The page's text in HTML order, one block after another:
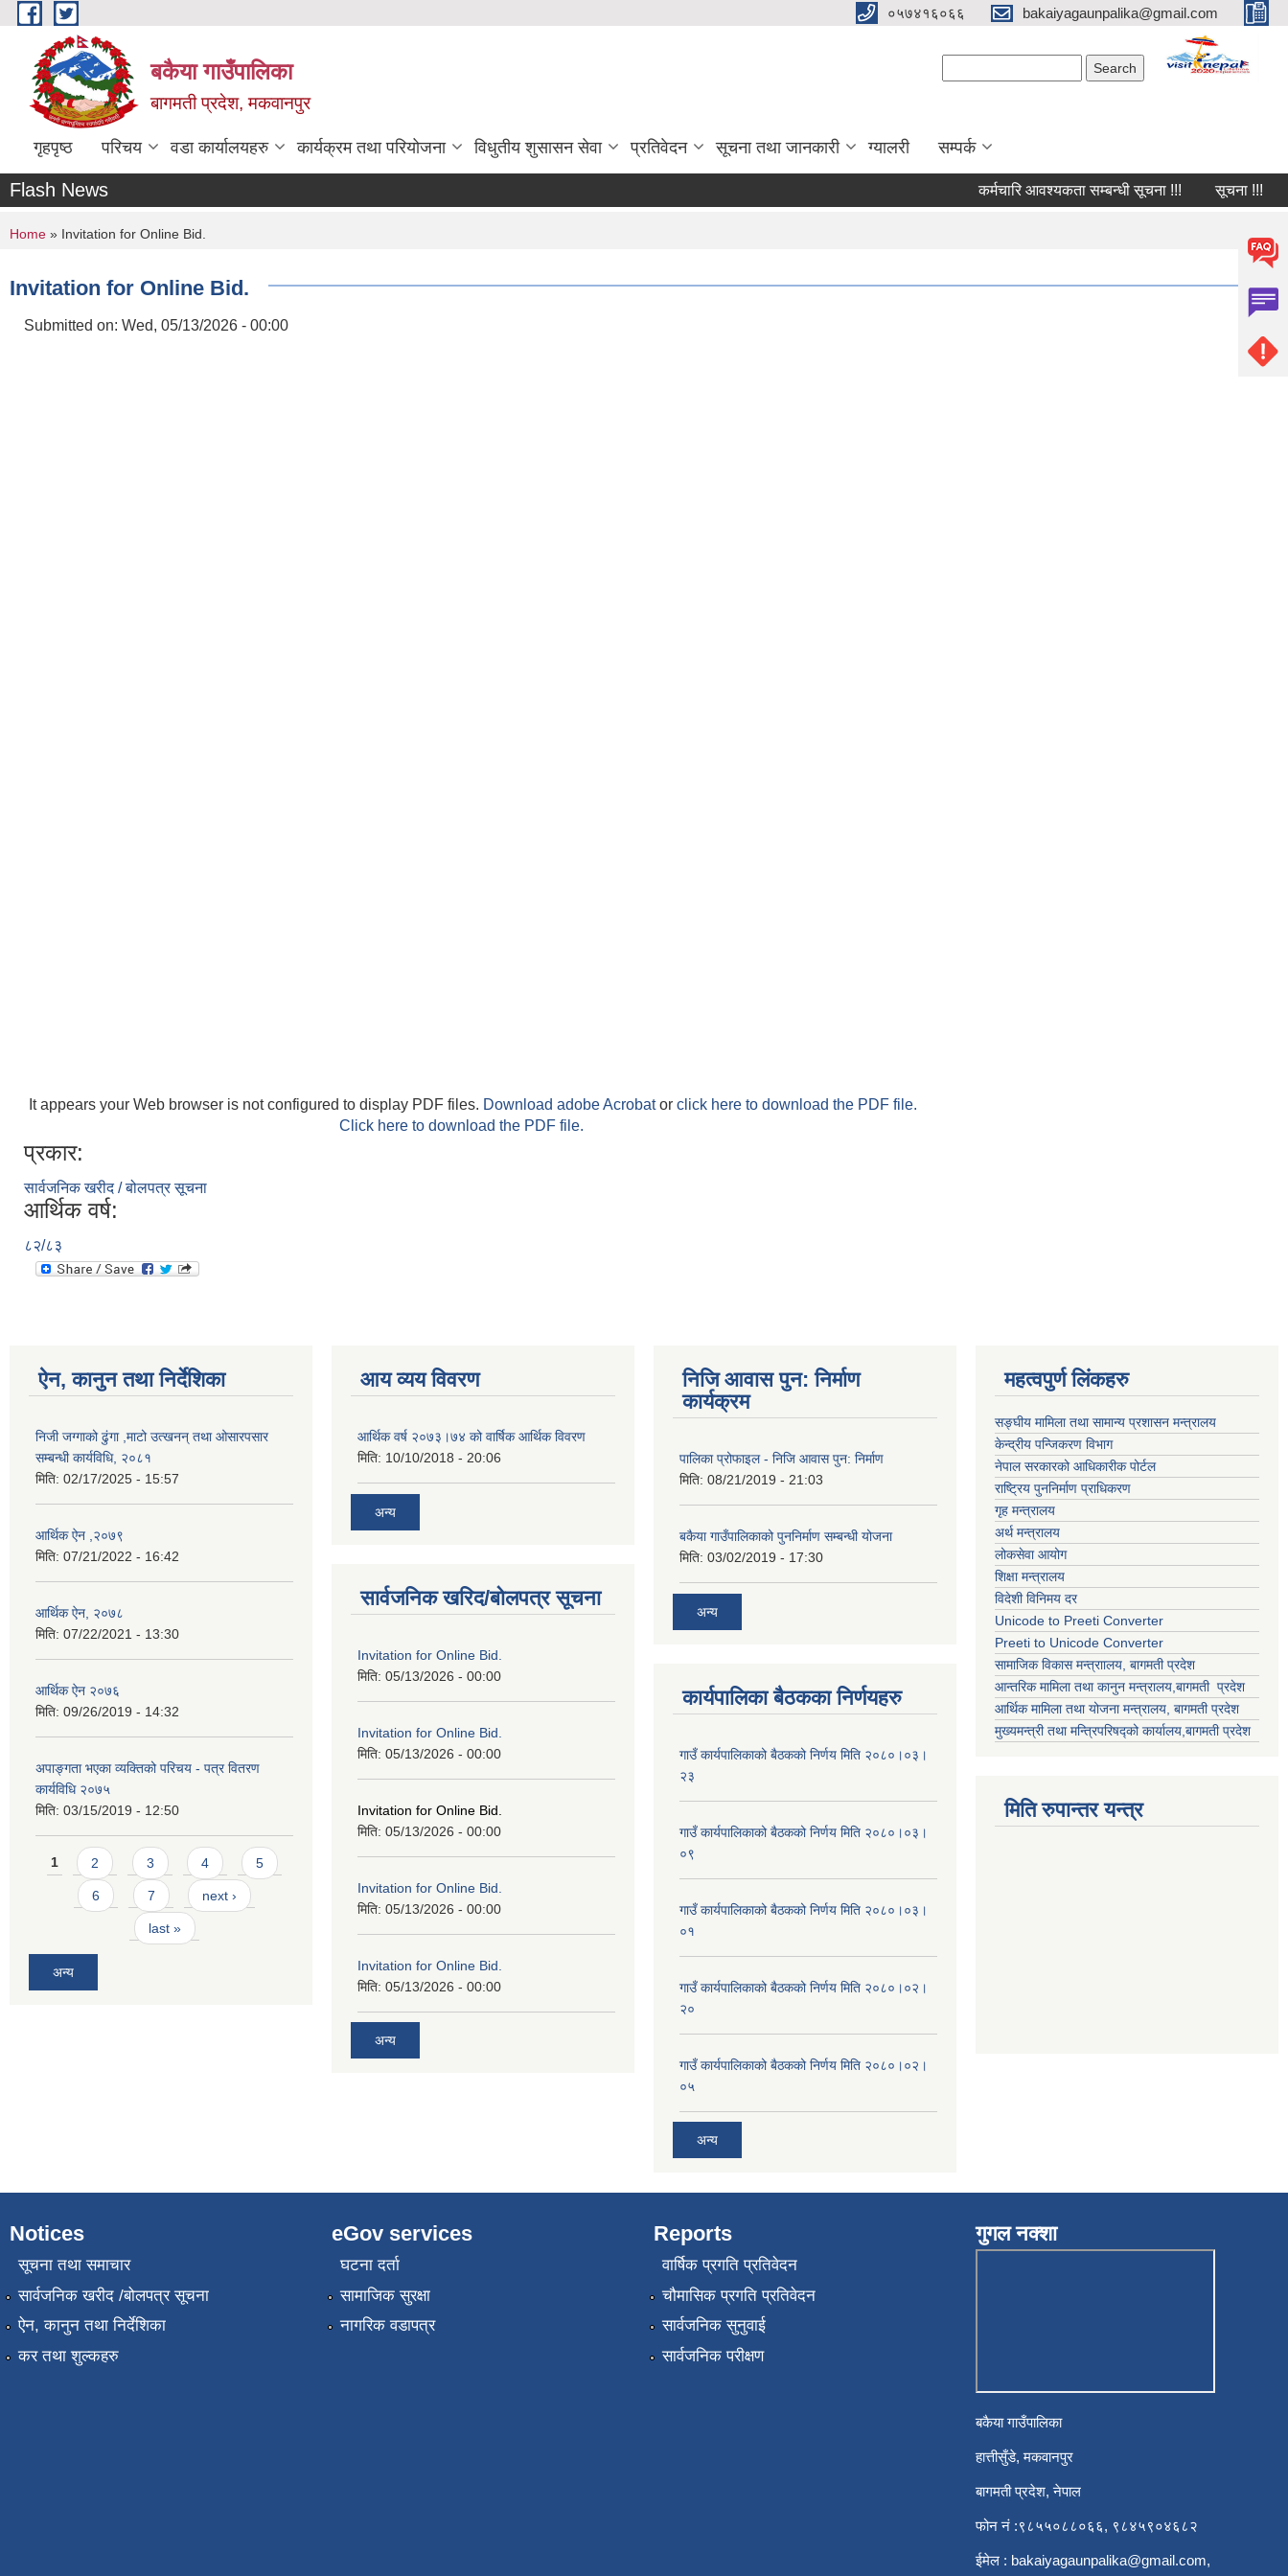
Skip to main content ०५७४१६०६६ bakaiyagaunpalika@gmail.com
बकैया गाउँपालिका
बागमती प्रदेश, मकवानपुर
गृहपृष्ठ परिचय वडा कार्यालयहरु कार्यक्रम तथा परियोजना विधुतीय शुसासन सेवा प्रतिवेदन सूचना तथा जानकारी ग्यालरी सम्पर्क
Flash News कर्मचारि आवश्यकता सम्बन्धी सूचना !!! सूचना !!!
You are here
Home » Invitation for Online Bid.
Invitation for Online Bid.
Submitted on: Wed, 05/13/2026 - 00:00
It appears your Web browser is not configured to display PDF files. Download adobe Acrobator click here to download the PDF file.
Click here to download the PDF file.
प्रकार:
सार्वजनिक खरीद / बोलपत्र सूचना
आर्थिक वर्ष:
८२/८३
ऐन, कानुन तथा निर्देशिका
निजी जग्गाको ढुंगा ,माटो उत्खनन् तथा ओसारपसार
सम्बन्धी कार्यविधि, २०८१
मिति: 02/17/2025 - 15:57
आर्थिक ऐन ,२०७९
मिति: 07/21/2022 - 16:42
आर्थिक ऐन, २०७८
मिति: 07/22/2021 - 13:30
आर्थिक ऐन २०७६
मिति: 09/26/2019 - 14:32
अपाङ्गता भएका व्यक्तिको परिचय - पत्र वितरण
कार्यविधि २०७५
मिति: 03/15/2019 - 12:50
Pages
1 2 3 4 5
6 7 next ›
last »
अन्य
आय व्यय विवरण
आर्थिक वर्ष २०७३।७४ को वार्षिक आर्थिक विवरण
मिति: 10/10/2018 - 20:06
अन्य
सार्वजनिक खरिद/बोलपत्र सूचना
Invitation for Online Bid.
मिति: 05/13/2026 - 00:00
Invitation for Online Bid.
मिति: 05/13/2026 - 00:00
Invitation for Online Bid.
मिति: 05/13/2026 - 00:00
Invitation for Online Bid.
मिति: 05/13/2026 - 00:00
Invitation for Online Bid.
मिति: 05/13/2026 - 00:00
अन्य
निजि आवास पुन: निर्माण
कार्यक्रम
पालिका प्रोफाइल - निजि आवास पुन: निर्माण
मिति: 08/21/2019 - 21:03
बकैया गाउँपालिकाको पुननिर्माण सम्बन्धी योजना
मिति: 03/02/2019 - 17:30
अन्य
कार्यपालिका बैठकका निर्णयहरु
गाउँ कार्यपालिकाको बैठकको निर्णय मिति २०८०।०३।
२३
गाउँ कार्यपालिकाको बैठकको निर्णय मिति २०८०।०३।
०९
गाउँ कार्यपालिकाको बैठकको निर्णय मिति २०८०।०३।
०१
गाउँ कार्यपालिकाको बैठकको निर्णय मिति २०८०।०२।
२०
गाउँ कार्यपालिकाको बैठकको निर्णय मिति २०८०।०२।
०५
अन्य
महत्वपुर्ण लिंकहरु
सङ्घीय मामिला तथा सामान्य प्रशासन मन्त्रालय
केन्द्रीय पन्जिकरण विभाग
नेपाल सरकारको आधिकारीक पोर्टल
राष्ट्रिय पुननिर्माण प्राधिकरण
गृह मन्त्रालय
अर्थ मन्त्रालय
लोकसेवा आयोग
शिक्षा मन्त्रालय
विदेशी विनिमय दर
Unicode to Preeti Converter
Preeti to Unicode Converter
सामाजिक विकास मन्त्राालय, बागमती प्रदेश
आन्तरिक मामिला तथा कानुन मन्त्रालय,बागमती प्रदेश
आर्थिक मामिला तथा योजना मन्त्रालय, बागमती प्रदेश
मुख्यमन्त्री तथा मन्त्रिपरिषद्को कार्यालय,बागमती प्रदेश
मिति रुपान्तर यन्त्र
Notices
सूचना तथा समाचार
सार्वजनिक खरीद /बोलपत्र सूचना
ऐन, कानुन तथा निर्देशिका
कर तथा शुल्कहरु
eGov services
घटना दर्ता
सामाजिक सुरक्षा
नागरिक वडापत्र
Reports
वार्षिक प्रगति प्रतिवेदन
चौमासिक प्रगति प्रतिवेदन
सार्वजनिक सुनुवाई
सार्वजनिक परीक्षण
गुगल नक्शा
बकैया गाउँपालिका
हात्तीसुँडे, मकवानपुर
बागमती प्रदेश, नेपाल
फोन नं :९८५५०८८०६६, ९८४५९०४६८२
ईमेल : bakaiyagaunpalika@gmail.com,